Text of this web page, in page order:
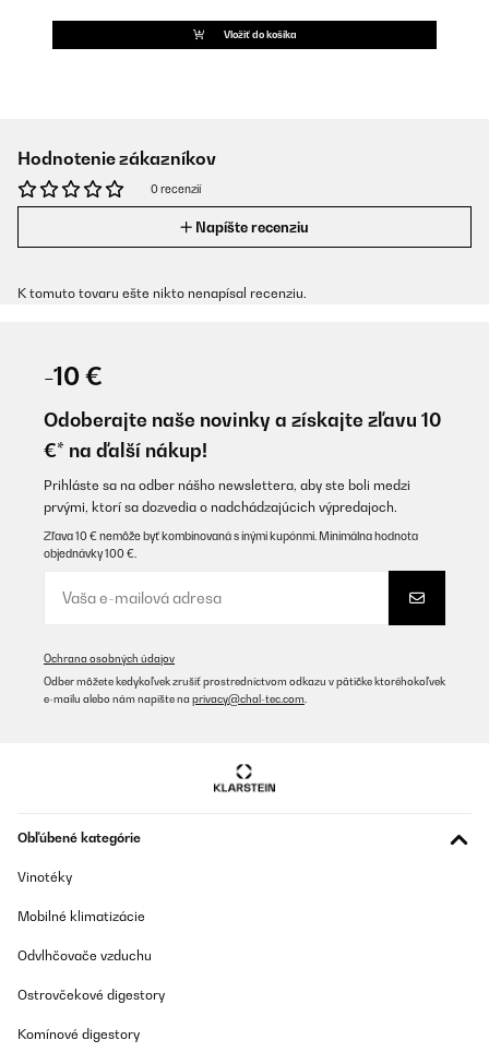
Vložiť do košíka
Hodnotenie zákazníkov
0 recenzií
Napíšte recenziu
K tomuto tovaru ešte nikto nenapísal recenziu.
-10 €
Odoberajte naše novinky a získajte zľavu 10
€* na ďalší nákup!
Prihláste sa na odber nášho newslettera, aby ste boli medzi
prvými, ktorí sa dozvedia o nadchádzajúcich výpredajoch.
Zľava 10 € nemôže byť kombinovaná s inými kupónmi. Minimálna hodnota
objednávky 100 €.
Ochrana osobných údajov
Odber môžete kedykoľvek zrušiť prostredníctvom odkazu v pätičke ktoréhokoľvek
e-mailu alebo nám napíšte na privacy@chal-tec.com
Obľúbené kategórie
Vinotéky
Mobilné klimatizácie
Odvlhčovače vzduchu
Ostrovčekové digestory
Komínové digestory